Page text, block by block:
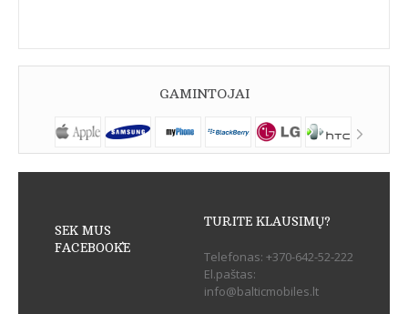
GAMINTOJAI
SEK MUS
FACEBOOK`E
TURITE KLAUSIMŲ?
Telefonas: +370-642-52-222
El.paštas:
info@balticmobiles.lt